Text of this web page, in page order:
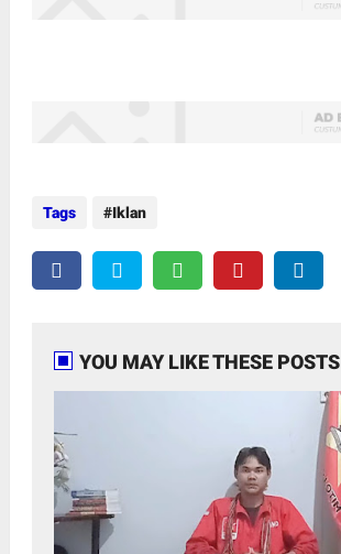
Tags Iklan
YOU MAY LIKE THESE POSTS